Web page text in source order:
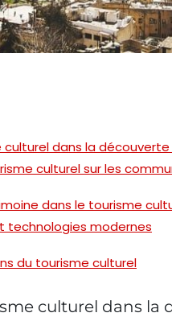
culturel dans la
culturel sur les
dans le tourisme
technologies modernes
du tourisme culturel
culturel dans la